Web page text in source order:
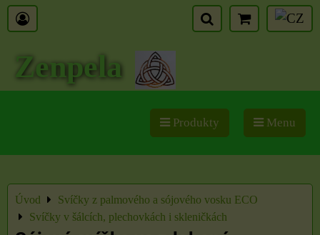
Zenpela
Produkty Menu
Úvod
Svíčky z palmového a sójového vosku ECO
Svíčky v šálcích, plechovkách i skleničkách